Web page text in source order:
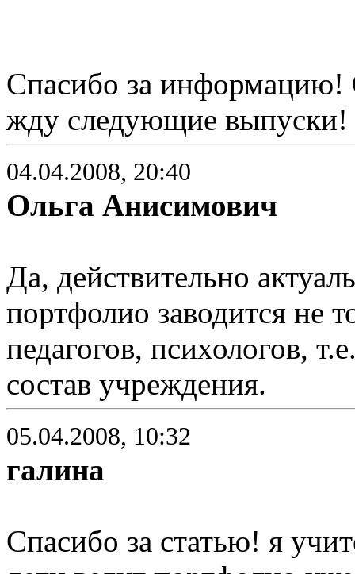
Спасибо за информацию!
жду следующие выпуски!
04.04.2008, 20:40
Ольга Анисимович
Да, действительно
портфолио заводится не
педагогов, психологов,
состав учреждения.
05.04.2008, 10:32
галина
Спасибо за статью! я